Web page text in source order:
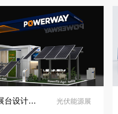
意大利展台设计搭建-保威新能源在意大利里米尼会展中心推出最新产品-中励展览设计策划公司 光伏能源展